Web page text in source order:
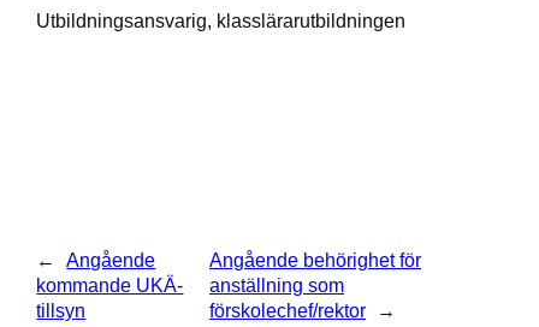
Utbildningsansvarig, klasslärarutbildningen
←
Angående
kommande UKÄ-
tillsyn
Angående behörighet för
anställning som
förskolechef/rektor
→